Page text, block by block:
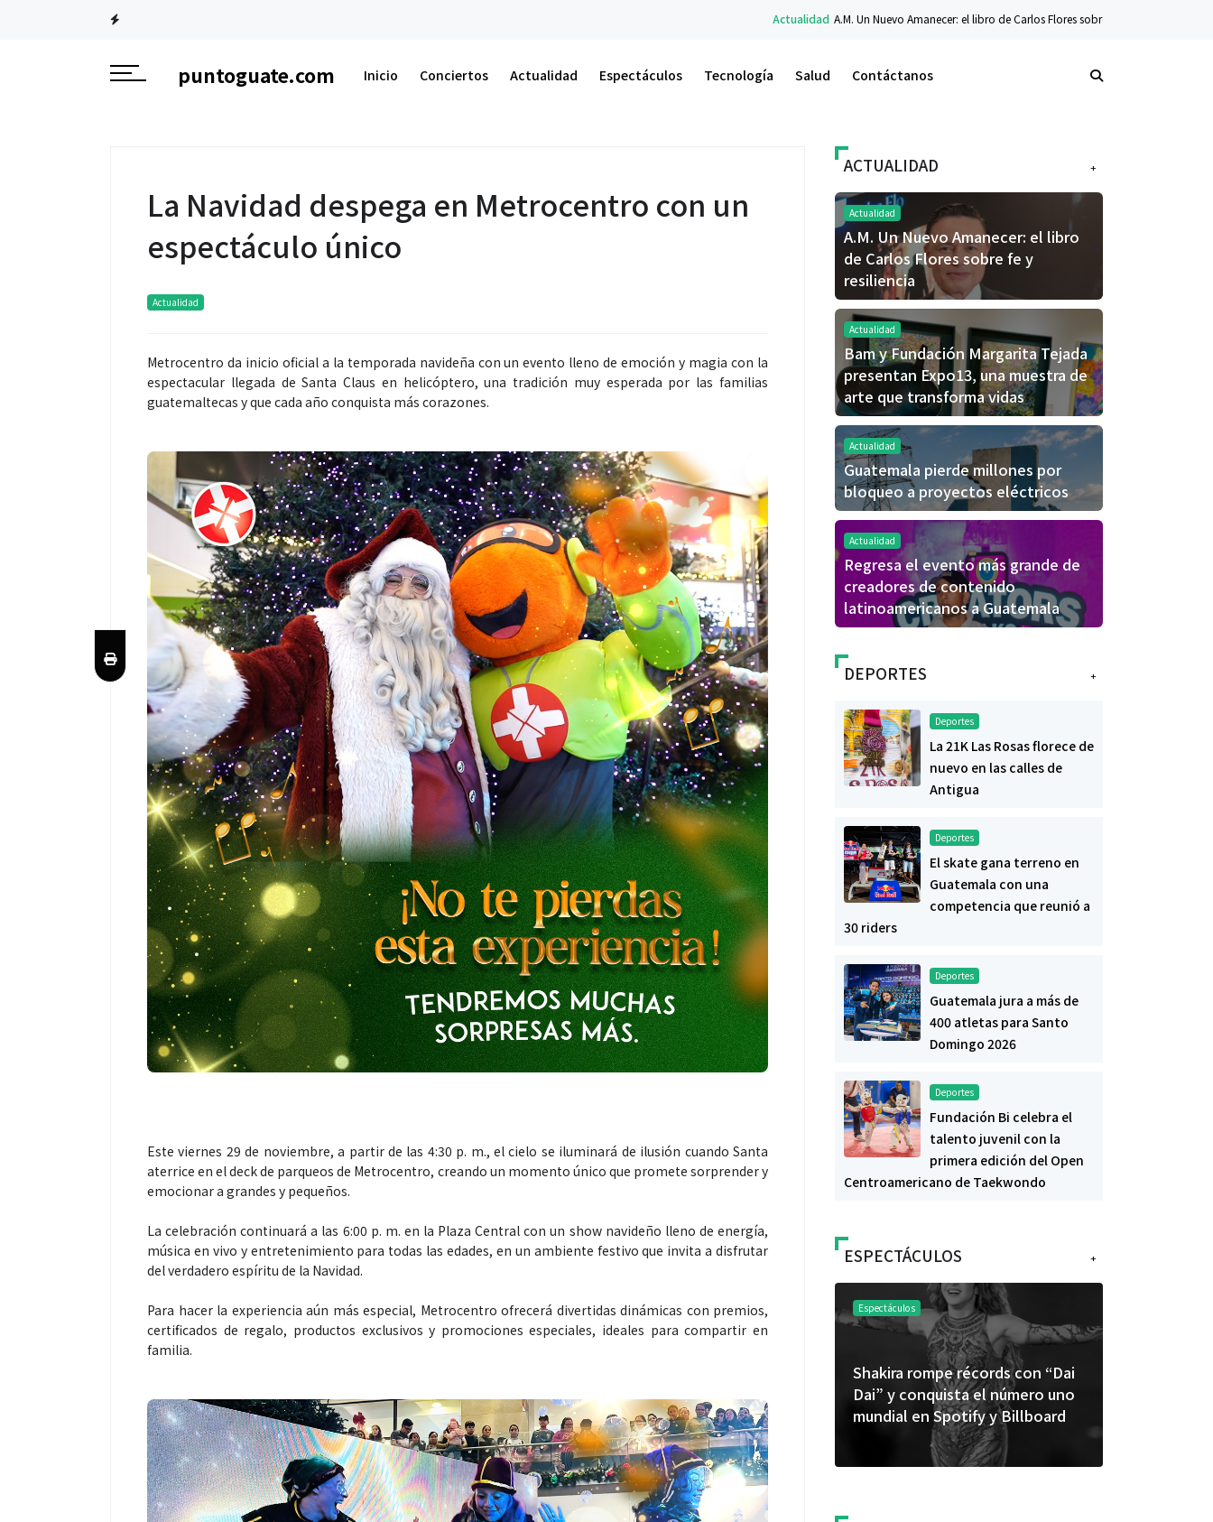
A.M. Un Nuevo Amanecer: el libro de Carlos Flores sobre fe y resiliencia Tecnología
puntoguate.com Inicio Conciertos Actualidad Espectáculos Tecnología Salud Contáctanos
La Navidad despega en Metrocentro con un
espectáculo único
Actualidad
Metrocentro da inicio oficial a la temporada navideña con un evento lleno de emoción y magia con la
espectacular llegada de Santa Claus en helicóptero, una tradición muy esperada por las familias
guatemaltecas y que cada año conquista más corazones.
Este viernes 29 de noviembre, a partir de las 4:30 p. m., el cielo se iluminará de ilusión cuando Santa
aterrice en el deck de parqueos de Metrocentro, creando un momento único que promete sorprender y
emocionar a grandes y pequeños.
La celebración continuará a las 6:00 p. m. en la Plaza Central con un show navideño lleno de energía,
música en vivo y entretenimiento para todas las edades, en un ambiente festivo que invita a disfrutar
del verdadero espíritu de la Navidad.
Para hacer la experiencia aún más especial, Metrocentro ofrecerá divertidas dinámicas con premios,
certificados de regalo, productos exclusivos y promociones especiales, ideales para compartir en
familia.
+
ACTUALIDAD
Actualidad
A.M. Un Nuevo Amanecer: el libro
de Carlos Flores sobre fe y
resiliencia
Actualidad
Bam y Fundación Margarita Tejada
presentan Expo13, una muestra de
arte que transforma vidas
Actualidad
Guatemala pierde millones por
bloqueo a proyectos eléctricos
Actualidad
Regresa el evento más grande de
creadores de contenido
latinoamericanos a Guatemala
+
DEPORTES
Deportes
La 21K Las Rosas florece de
nuevo en las calles de
Antigua
Deportes
El skate gana terreno en
Guatemala con una
competencia que reunió a
30 riders
Deportes
Guatemala jura a más de
400 atletas para Santo
Domingo 2026
Deportes
Fundación Bi celebra el
talento juvenil con la
primera edición del Open
Centroamericano de Taekwondo
+
ESPECTÁCULOS
Espectáculos
Shakira rompe récords con “Dai
Dai” y conquista el número uno
mundial en Spotify y Billboard
Espectáculos
46.º Festival de Marimba Paiz
transforma la tradición en un
espectáculo para todos
Espectáculos
primer capítulo del universo de
“FRAGMENTOS” su próximo
álbum de estudio